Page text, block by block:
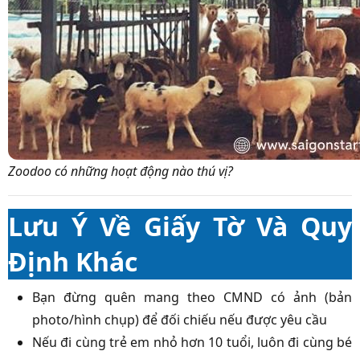
Zoodoo có những hoạt động nào thú vị?
Lưu Ý Về Giấy Tờ Và Quy
Định Khác
Bạn đừng quên mang theo CMND có ảnh (bản
photo/hình chụp) để đối chiếu nếu được yêu cầu
Nếu đi cùng trẻ em nhỏ hơn 10 tuổi, luôn đi cùng bé